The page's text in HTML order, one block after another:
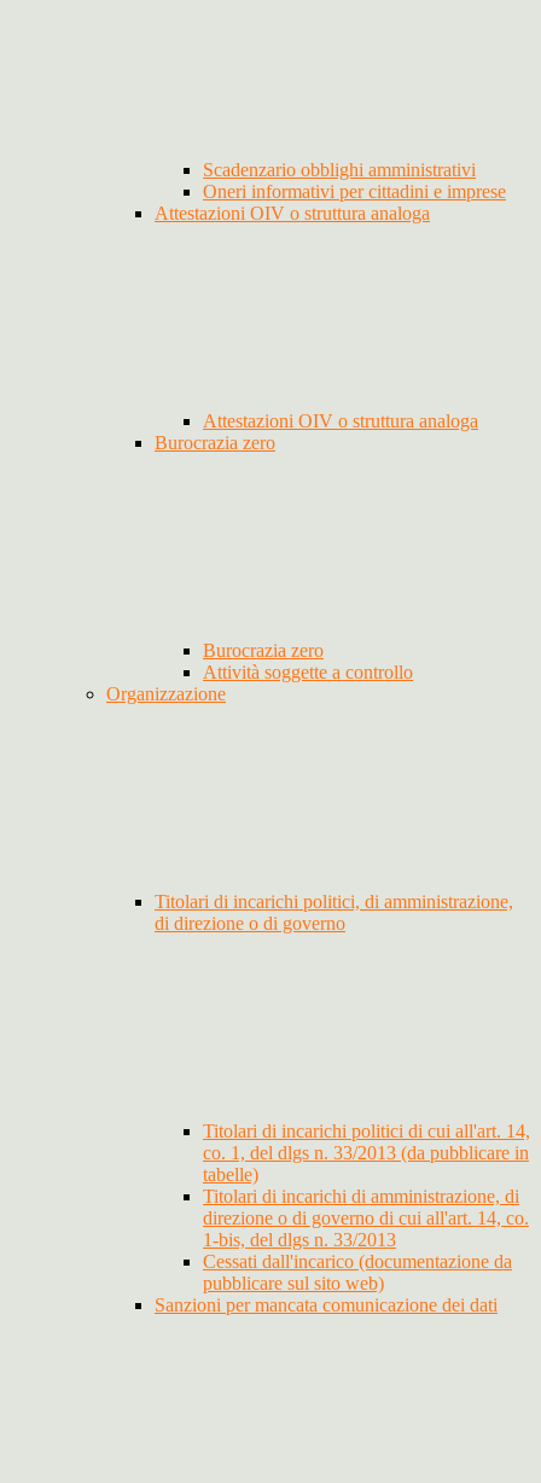
Scadenzario obblighi amministrativi
Oneri informativi per cittadini e imprese
Attestazioni OIV o struttura analoga
Attestazioni OIV o struttura analoga
Burocrazia zero
Burocrazia zero
Attività soggette a controllo
Organizzazione
Titolari di incarichi politici, di amministrazione,
di direzione o di governo
Titolari di incarichi politici di cui all'art. 14,
co. 1, del dlgs n. 33/2013 (da pubblicare in
tabelle)
Titolari di incarichi di amministrazione, di
direzione o di governo di cui all'art. 14, co.
1-bis, del dlgs n. 33/2013
Cessati dall'incarico (documentazione da
pubblicare sul sito web)
Sanzioni per mancata comunicazione dei dati